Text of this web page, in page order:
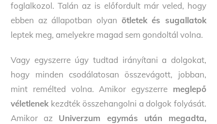
foglalkozol. Talán az is előfordult már veled, hogy
ebben az állapotban olyan ötletek és sugallatok
leptek meg, amelyekre magad sem gondoltál volna.
Vagy egyszerre úgy tudtad irányítani a dolgokat,
hogy minden csodálatosan összevágott, jobban,
mint remélted volna. Amikor egyszerre meglepő
véletlenekkezdték összehangolni a dolgok folyását.
Amikor az Univerzum egymás után megadta,